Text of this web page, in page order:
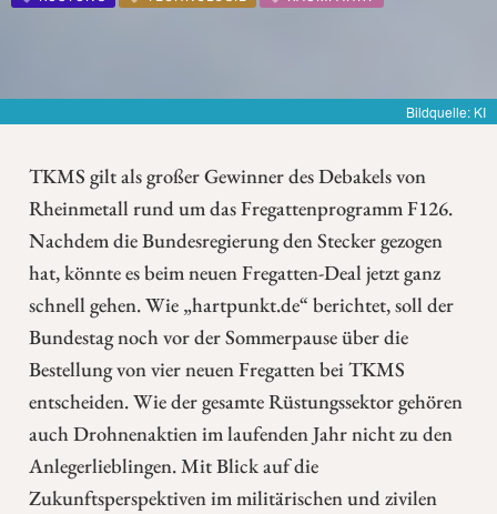
Bildquelle: KI
TKMS gilt als großer Gewinner des Debakels von
Rheinmetall rund um das Fregattenprogramm F126.
Nachdem die Bundesregierung den Stecker gezogen
hat, könnte es beim neuen Fregatten-Deal jetzt ganz
schnell gehen. Wie „hartpunkt.de“ berichtet, soll der
Bundestag noch vor der Sommerpause über die
Bestellung von vier neuen Fregatten bei TKMS
entscheiden. Wie der gesamte Rüstungssektor gehören
auch Drohnenaktien im laufenden Jahr nicht zu den
Anlegerlieblingen. Mit Blick auf die
Zukunftsperspektiven im militärischen und zivilen